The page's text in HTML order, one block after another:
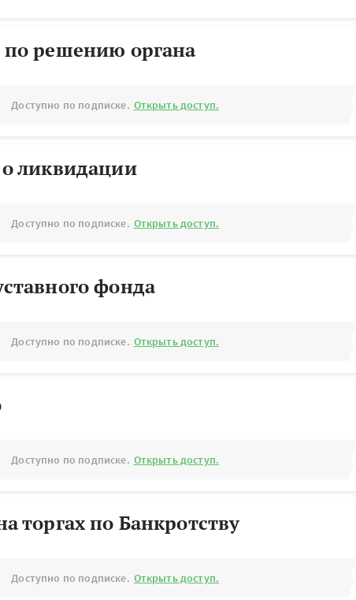
решению органа
Доступно по подписке. Открыть доступ.
ликвидации
Доступно по подписке. Открыть доступ.
фонда
Доступно по подписке. Открыть доступ.
Доступно по подписке. Открыть доступ.
торгах по Банкротству
Доступно по подписке. Открыть доступ.